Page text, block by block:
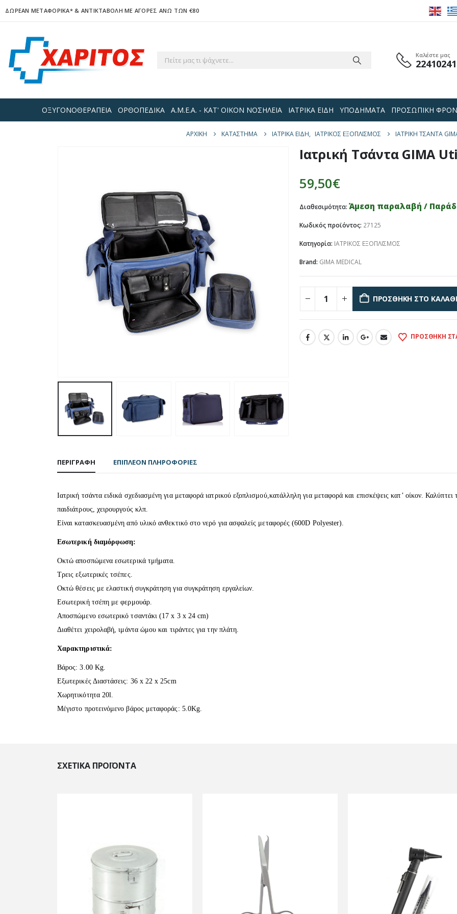
ΔΩΡΕΑΝ ΜΕΤΑΦΟΡΙΚΑ*& ΑΝΤΙΚΤΑΒΟΛΗ ΜΕ ΑΓΟΡΕΣ ΑΝΩ ΤΩΝ €80
Καλέστε μας
ΟΞΥΓΟΝΟΘΕΡΑΠΕΙΑ ΟΡΘΟΠΕΔΙΚΑ Α.Μ.Ε.Α. - ΚΑΤ' ΟΙΚΟΝ ΝΟΣΗΛΕΙΑ ΙΑΤΡΙΚΑ ΕΙΔΗ ΥΠΟΔΗΜΑΤΑ ΠΡΟΣΩΠΙΚΗ
ΑΡΧΙΚΉ ΚΑΤΆΣΤΗΜΑ ΙΑΤΡΙΚΑ ΕΙΔΗ, ΙΑΤΡΙΚΟΣ ΕΞΟΠΛΙΣΜΟΣ ΙΑΤΡΙΚΉ ΤΣΆΝΤΑ
Ιατρική Τσάντα GIMA
59,50€
Διαθεσιμότητα: Άμεση παραλαβή /
Κωδικός προϊόντος: 27125
Κατηγορία: ΙΑΤΡΙΚΟΣ ΕΞΟΠΛΙΣΜΟΣ
Brand: GIMA MEDICAL
ΠΡΟΣΘΉΚΗ ΣΤΟ ΚΑΛΆΘΙ
ΠΡΟΣΘΉΚΗ
ΠΕΡΙΓΡΑΦΉ ΕΠΙΠΛΈΟΝ ΠΛΗΡΟΦΟΡΊΕΣ
Iατρική τσάντα ειδικά σχεδιασμένη για μεταφορά ιατρικού εξοπλισμού,κατάλληλη για μεταφορά και επισκέψεις κατ’ οίκoν.
παιδιάτρους, χειρουργούς κλπ.
Είναι κατασκευασμένη από υλικό ανθεκτικό στο νερό για ασφαλείς μεταφορές (600D Polyester).
Εσωτερική διαμόρφωση:
Οκτώ αποσπώμενα εσωτερικά τμήματα.
Τρεις εξωτερικές τσέπες.
Οκτώ θέσεις με ελαστική συγκράτηση για συγκράτηση εργαλείων.
Εσωτερική τσέπη με φερμουάρ.
Αποσπώμενο εσωτερικό τσαντάκι (17 x 3 x 24 cm)
Διαθέτει χειρολαβή, ιμάντα ώμου και τιράντες για την πλάτη.
Χαρακτηριστικά:
Βάρος: 3.00 Kg.
Εξωτερικές Διαστάσεις: 36 x 22 x 25cm
Χωρητικότητα 20l.
Μέγιστο προτεινόμενο βάρος μεταφοράς: 5.0Kg.
ΣΧΕΤΙΚΆ ΠΡΟΪΌΝΤΑ